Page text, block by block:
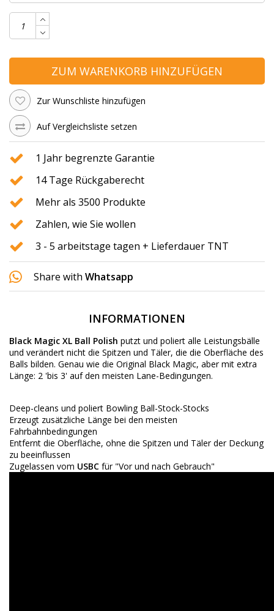
ZUM WARENKORB HINZUFÜGEN
Zur Wunschliste hinzufügen
Auf Vergleichsliste setzen
1 Jahr begrenzte Garantie
14 Tage Rückgaberecht
Mehr als 3500 Produkte
Zahlen, wie Sie wollen
3 - 5 arbeitstage tagen + Lieferdauer TNT
Share with Whatsapp
INFORMATIONEN
Black Magic XL Ball Polish putzt und poliert alle Leistungsbälle
und verändert nicht die Spitzen und Täler, die die Oberfläche des
Balls bilden. Genau wie die Original Black Magic, aber mit extra
Länge: 2 'bis 3' auf den meisten Lane-Bedingungen.
Deep-cleans und poliert Bowling Ball-Stock-Stocks
Erzeugt zusätzliche Länge bei den meisten
Fahrbahnbedingungen
Entfernt die Oberfläche, ohne die Spitzen und Täler der Deckung
zu beeinflussen
Zugelassen vom USBC für "Vor und nach Gebrauch"